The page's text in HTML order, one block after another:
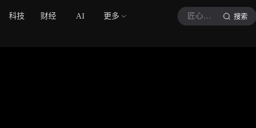
科技 财经 AI 更多 匠心筑造 搜索